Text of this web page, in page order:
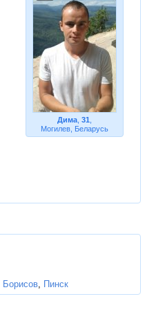
Дима, 31
Могилев, Беларусь
Борисов, Пинск